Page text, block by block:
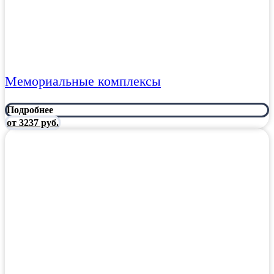
Мемориальные комплексы
Подробнее
от 3237 руб.